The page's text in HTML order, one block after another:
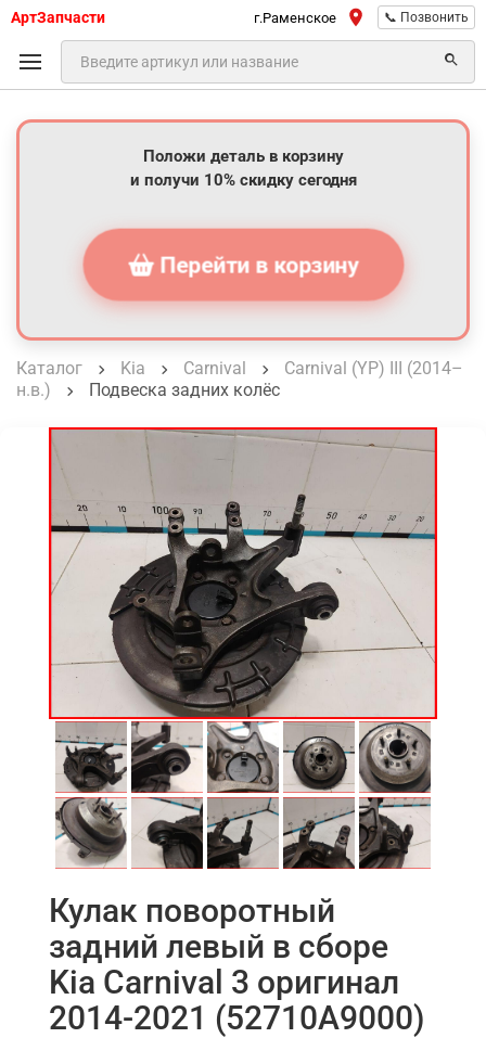
АртЗапчасти г.Раменское 📞 Позвонить
Положи деталь в корзину
и получи 10% скидку сегодня
Перейти в корзину
Каталог Kia Carnival
Carnival (YP) III (2014–
н.в.)
Подвеска задних колёс
Кулак поворотный
задний левый в сборе
Kia Carnival 3 оригинал
2014-2021 (52710A9000)